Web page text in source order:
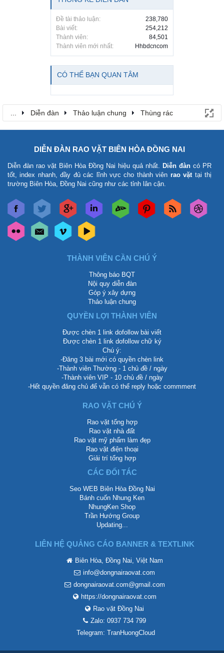
Đề tài thảo luận:
238,780
Bài viết:
254,212
Thành viên:
84,501
Thành viên mới nhất:
Hhbdcncom
CÓ THỂ BẠN QUAN TÂM
Diễn đàn Thảo luận chung Thùng rác
DIỄN ĐÀN RAO VẶT BIÊN HÒA ĐỒNG NAI
Diễn đàn rao vặt Biên Hòa Đồng Nai hiệu quả nhất. Diễn đàn có PR
tốt, index nhanh, đầy đủ các lĩnh vực cho thành viên rao vặt tại thị
trường Biên Hòa, Đồng Nai cũng như các tỉnh lân cận.
THÀNH VIÊN CẦN CHÚ Ý
Thông báo BQT
Nội quy diễn đàn
Góp ý xây dựng
Thảo luận chung
QUYỀN LỢI THÀNH VIÊN
Được chèn 1 link dofollow bài viết
Được chèn 1 link dofollow chữ ký
Chú ý:
-Đăng 3 bài mới có quyền chèn link
-Thành viên Thường - 1 chủ đề / ngày
-Thành viên VIP - 10 chủ đề / ngày
-Hết quyền đăng chủ để vẫn có thể reply hoặc commment
RAO VẶT CHÚ Ý
Rao vặt tổng hợp
Rao vặt nhà đất
Rao vặt mỹ phẩm làm đẹp
Rao vặt điện thoại
Giải trí tổng hợp
CÁC ĐỐI TÁC
Seo WEB Biên Hòa Đồng Nai
Bánh cuốn Nhung Ken
NhungKen Shop
Trần Hướng Group
Updating...
LIÊN HỆ QUẢNG CÁO BANNER & TEXTLINK
Biên Hòa, Đồng Nai, Việt Nam
info@dongnairaovat.com
dongnairaovat.com@gmail.com
https://dongnairaovat.com
Rao vặt Đồng Nai
Zalo: 0937 734 799
Telegram: TranHuongCloud